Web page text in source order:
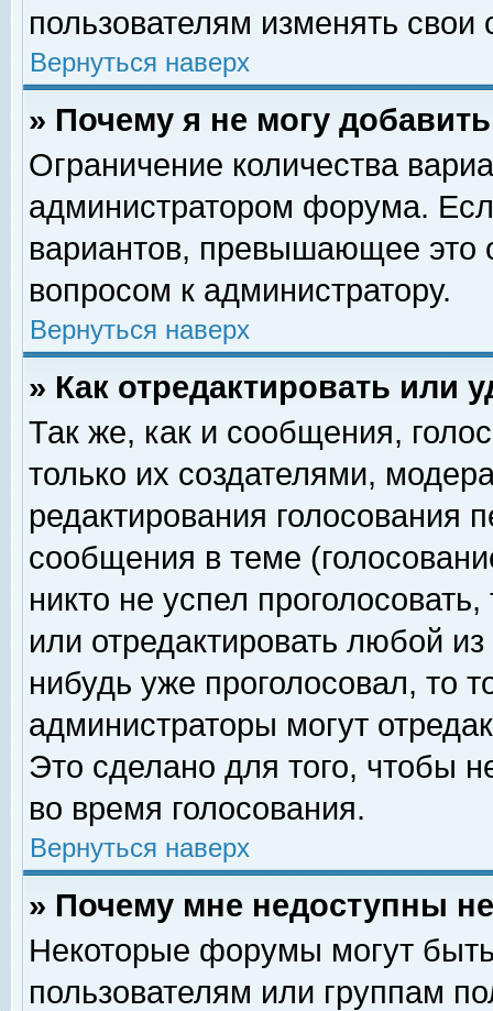
пользователям изменять свои
Вернуться наверх
» Почему я не могу
Ограничение количества
администратором форума.
вариантов, превышающее это
вопросом к администратору.
Вернуться наверх
» Как отредактировать или
Так же, как и сообщения,
только их создателями,
редактирования голосования
сообщения в теме
никто не успел
или отредактировать любой
нибудь уже проголосовал, то
администраторы могут
Это сделано для того, чтобы
во время голосования.
Вернуться наверх
» Почему мне недоступны
Некоторые форумы могут
пользователям или группам